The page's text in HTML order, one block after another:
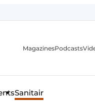
MagazinesPodcasts
Sanitair